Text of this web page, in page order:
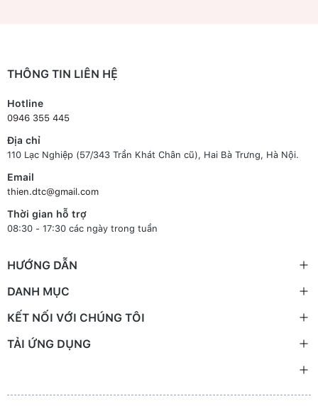
THÔNG TIN LIÊN HỆ
Hotline
0946 355 445
Địa chỉ
110 Lạc Nghiệp (57/343 Trần Khát Chân cũ), Hai Bà Trưng, Hà Nội.
Email
thien.dtc@gmail.com
Thời gian hỗ trợ
08:30 - 17:30 các ngày trong tuần
HƯỚNG DẪN
DANH MỤC
KẾT NỐI VỚI CHÚNG TÔI
TẢI ỨNG DỤNG